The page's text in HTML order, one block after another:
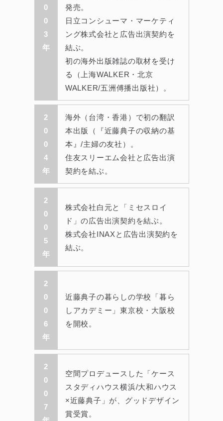
0
0
3
年
発売。
日立コンシューマ・マーケティ
ング株式会社と広告出演契約を
結ぶ。
初の海外出版雑誌の取材を受け
る（上海WALKER・北京
WALKER/五洲傅播出版社）。
2
0
0
4
年
海外（台湾・香港）で初の翻訳
本出版（『近藤典子の収納の基
本』/主婦の友社）。
住友スリーエム会社と広告出演
契約を結ぶ。
2
0
0
5
年
株式会社白元と「ミセスロイ
ド」の広告出演契約を結ぶ。
株式会社INAXと広告出演契約を
結ぶ。
2
0
0
6
年
近藤典子の暮らしの学校「暮ら
しアカデミー」東京校・大阪校
を開校。
2
0
0
7
空間プロデュースした「ケース
スタディハウス横浜/大和ハウス
×近藤典子」が、グッドデザイン
賞受賞。